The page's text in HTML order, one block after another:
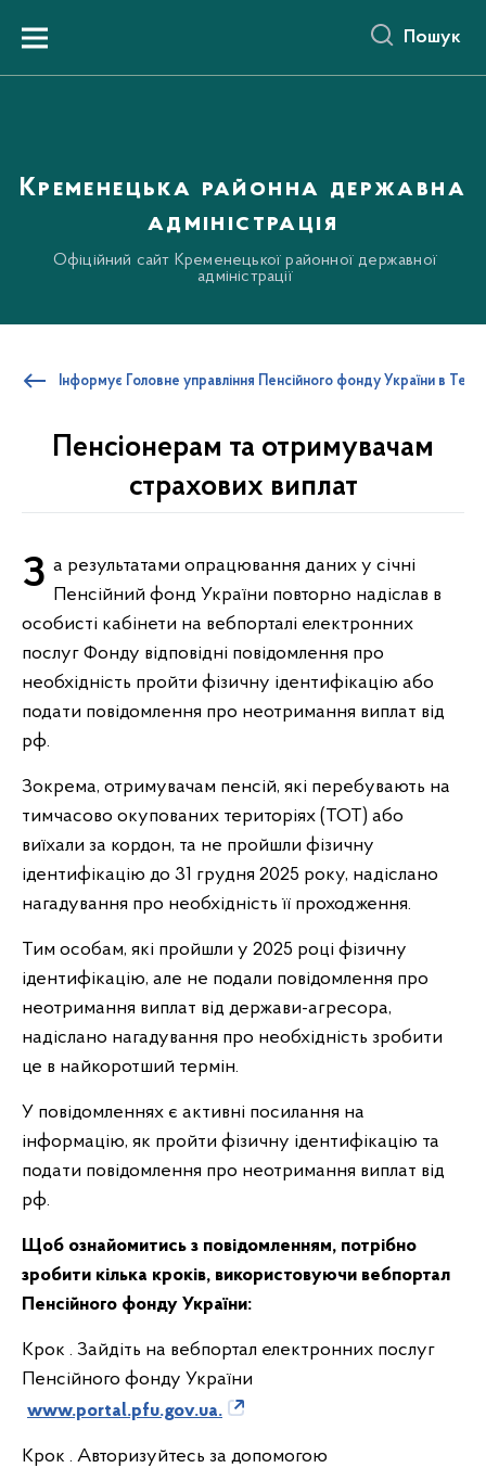
вмістуMenu Пошук
Кременецька районна державна
адміністрація
Офіційний сайт Кременецької районної державної
адміністрації
Інформує Головне управління Пенсійного фонду України в
Пенсіонерам та отримувачам
страхових виплат
За результатами опрацювання даних у січні Пенсійний фонд України повторно надіслав в
особисті кабінети на вебпорталі електронних
послуг Фонду відповідні повідомлення про
необхідність пройти фізичну ідентифікацію або
подати повідомлення про неотримання виплат від
рф.
Зокрема, отримувачам пенсій, які перебувають на
тимчасово окупованих територіях (ТОТ) або
виїхали за кордон, та не пройшли фізичну
ідентифікацію до 31 грудня 2025 року, надіслано
нагадування про необхідність її проходження.
Тим особам, які пройшли у 2025 році фізичну
ідентифікацію, але не подали повідомлення про
неотримання виплат від держави-агресора,
надіслано нагадування про необхідність зробити
це в найкоротший термін.
У повідомленнях є активні посилання на
інформацію, як пройти фізичну ідентифікацію та
подати повідомлення про неотримання виплат від
рф.
Щоб ознайомитись з повідомленням, потрібно
зробити кілька кроків, використовуючи вебпортал
Пенсійного фонду України:
Крок . Зайдіть на вебпортал електронних послуг
Пенсійного фонду України
www.portal.pfu.gov.ua.
Крок . Авторизуйтесь за допомогою